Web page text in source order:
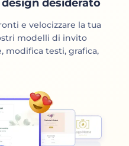
desiderato
e velocizzare la tua
modelli di invito
modifica testi, grafica,